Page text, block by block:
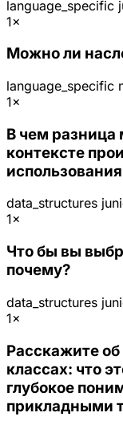
language_specific
1×
Можно ли
language_specific
1×
В чем
контексте
data_structures
1×
Что бы вы
почему?
data_structures
1×
Расскажите об
классах: что
глубокое
прикладными